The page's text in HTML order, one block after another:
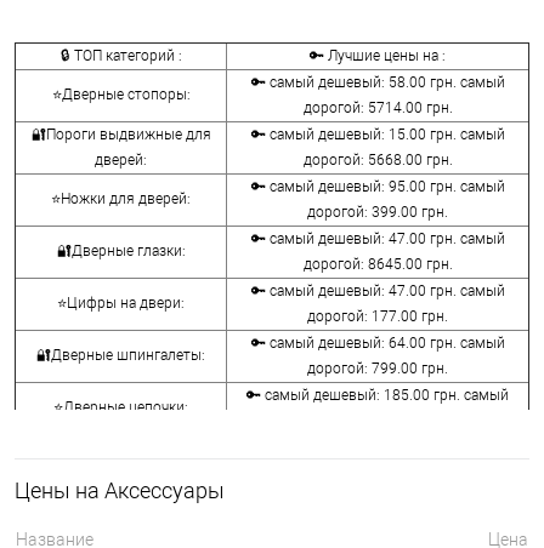
🔒 ТОП категорий : 🔑 Лучшие цены на :
⭐Дверные стопоры:
🔑 самый дешевый: 58.00 грн. самый
дорогой: 5714.00 грн.
🔐Пороги выдвижные для
дверей:
🔑 самый дешевый: 15.00 грн. самый
дорогой: 5668.00 грн.
⭐Ножки для дверей:
🔑 самый дешевый: 95.00 грн. самый
дорогой: 399.00 грн.
🔐Дверные глазки:
🔑 самый дешевый: 47.00 грн. самый
дорогой: 8645.00 грн.
⭐Цифры на двери:
🔑 самый дешевый: 47.00 грн. самый
дорогой: 177.00 грн.
🔐Дверные шпингалеты:
🔑 самый дешевый: 64.00 грн. самый
дорогой: 799.00 грн.
⭐Дверные цепочки:
🔑 самый дешевый: 185.00 грн. самый
🔐Засовы для дверей:
Цены на Аксессуары
Название
Цена